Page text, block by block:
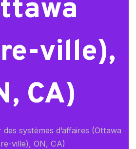
ville),
CA)
systèmes d’affaires (Ottawa
ville), ON, CA)